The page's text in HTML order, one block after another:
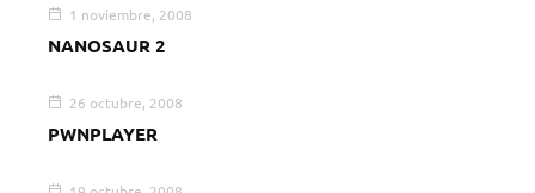
1 noviembre, 2008
NANOSAUR 2
26 octubre, 2008
PWNPLAYER